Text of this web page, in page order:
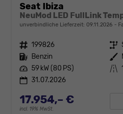
Seat Ibiza
NeuMod LED FullLink
unverbindliche Lieferzeit: 09.11.2026
Fahrzeugnr. 199826 Getriebe
Kraftstoff Benzin Außenfarbe
Leistung 59 kW (80 PS) Kilometerstand
31.07.2026
17.954,– €
incl. 19% MwSt.